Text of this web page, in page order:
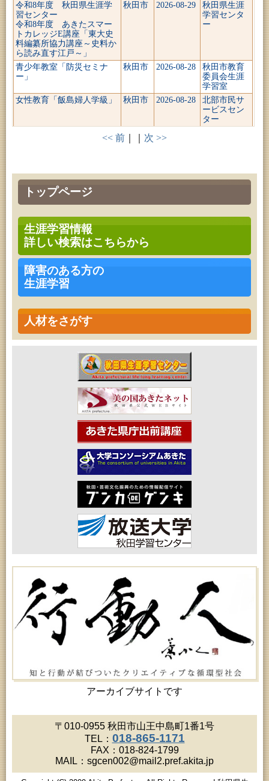
トップページ
生涯学習情報
詳しい検索はこちらから
障害のある方の
生涯学習
人材をさがす
アーカイブサイトです
令和8年度 秋田県生涯学
習センター
令和8年度 あきたスマー
トカレッジE講座「東大史
料編纂所協力講座～史料か
ら読み直す江戸～」
秋田市 2026-08-29
秋田県生涯
学習センタ
ー
青少年教室「防災セミナ
ー」
秋田市 2026-08-28
秋田市教育
委員会生涯
学習室
女性教育「飯島婦人学級」
秋田市 2026-08-28
北部市民サ
ービスセン
ター
秋田市
『せせらぎ塾』」
ービスセン
高齢者教育「中通地区高齢
ター
成人教育「中央ナイスミド
ルカレッジ」
<< 前 次 >>
〒010-0955 秋田市山王中島町1番1号
TEL： 018-865-1171
FAX：018-824-1799
MAIL：sgcen002@mail2.pref.akita.jp